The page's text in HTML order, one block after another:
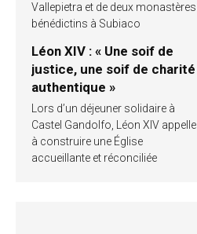
Vallepietra et de deux monastères
bénédictins à Subiaco
Léon XIV : « Une soif de
justice, une soif de charité
authentique »
Lors d’un déjeuner solidaire à
Castel Gandolfo, Léon XIV appelle
à construire une Église
accueillante et réconciliée